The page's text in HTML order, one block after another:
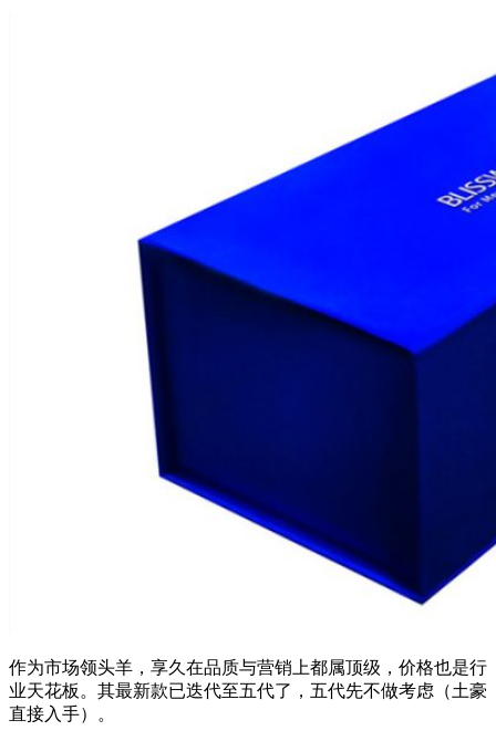
作为市场领头羊，享久在品质与营销上都属顶级，价格也是行
业天花板。其最新款已迭代至五代了，五代先不做考虑（土豪
直接入手）。